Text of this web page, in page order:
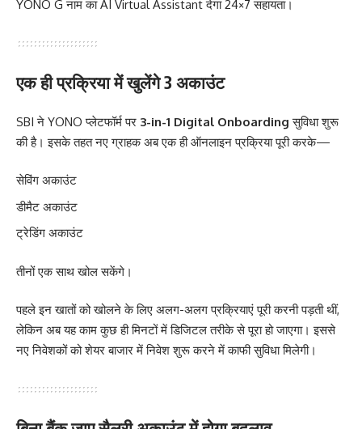
YONO G नाम का AI Virtual Assistant देगा 24×7 सहायता।
एक ही प्रक्रिया में खुलेंगे 3 अकाउंट
SBI ने YONO प्लेटफॉर्म पर 3-in-1 Digital Onboarding सुविधा शुरू
की है। इसके तहत नए ग्राहक अब एक ही ऑनलाइन प्रक्रिया पूरी करके—
सेविंग अकाउंट
डीमैट अकाउंट
ट्रेडिंग अकाउंट
तीनों एक साथ खोल सकेंगे।
पहले इन खातों को खोलने के लिए अलग-अलग प्रक्रियाएं पूरी करनी पड़ती थीं,
लेकिन अब यह काम कुछ ही मिनटों में डिजिटल तरीके से पूरा हो जाएगा। इससे
नए निवेशकों को शेयर बाजार में निवेश शुरू करने में काफी सुविधा मिलेगी।